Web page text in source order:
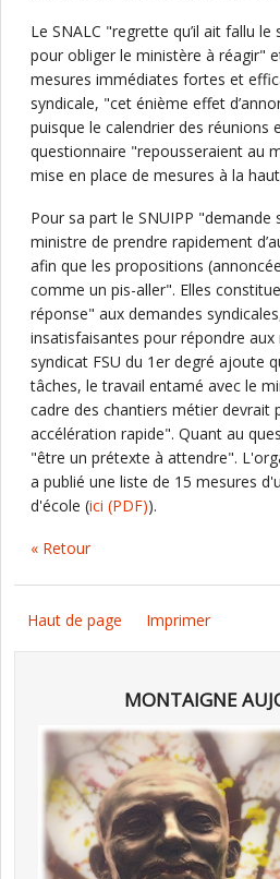
Le SNALC "regrette qu’il ait fallu
pour obliger le ministère à réagir"
mesures immédiates fortes et
syndicale, "cet énième effet
puisque le calendrier des réunions
questionnaire "repousseraient au
mise en place de mesures à la
Pour sa part le SNUIPP "demande
ministre de prendre rapidement
afin que les propositions
comme un pis-aller". Elles
réponse" aux demandes
insatisfaisantes pour répondre
syndicat FSU du 1er degré ajoute
tâches, le travail entamé avec le
cadre des chantiers métier devrait
accélération rapide". Quant au
"être un prétexte à attendre".
a publié une liste de 15 mesures
d'école (ici (PDF)).
« Retour
Haut de page Imprimer
MONTAIGNE